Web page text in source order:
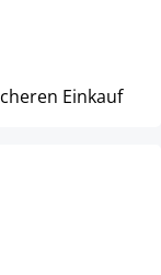
Einkauf